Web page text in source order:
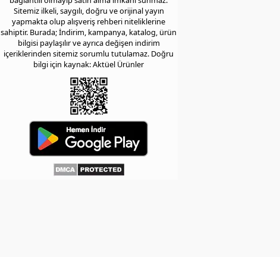
Sitemiz ilkeli, saygılı, doğru ve orijinal yayın
yapmakta olup alışveriş rehberi niteliklerine
sahiptir. Burada; İndirim, kampanya, katalog, ürün
bilgisi paylaşılır ve ayrıca değişen indirim
içeriklerinden sitemiz sorumlu tutulamaz. Doğru
bilgi için kaynak: Aktüel Ürünler